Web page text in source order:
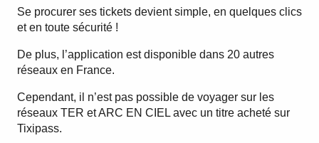
Se procurer ses tickets devient simple, en quelques clics
et en toute sécurité !
De plus, l’application est disponible dans 20 autres
réseaux en France.
Cependant, il n’est pas possible de voyager sur les
réseaux TER et ARC EN CIEL avec un titre acheté sur
Tixipass.